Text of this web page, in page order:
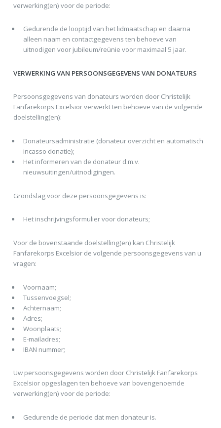
verwerking(en) voor de periode:
Gedurende de looptijd van het lidmaatschap en daarna
alleen naam en contactgegevens ten behoeve van
uitnodigen voor jubileum/reünie voor maximaal 5 jaar.
VERWERKING VAN PERSOONSGEGEVENS VAN DONATEURS
Persoonsgegevens van donateurs worden door Christelijk
Fanfarekorps Excelsior verwerkt ten behoeve van de volgende
doelstelling(en):
Donateursadministratie (donateur overzicht en automatisch
incasso donatie);
Het informeren van de donateur d.m.v.
nieuwsuitingen/uitnodigingen.
Grondslag voor deze persoonsgegevens is:
Het inschrijvingsformulier voor donateurs;
Voor de bovenstaande doelstelling(en) kan Christelijk
Fanfarekorps Excelsior de volgende persoonsgegevens van u
vragen:
Voornaam;
Tussenvoegsel;
Achternaam;
Adres;
Woonplaats;
E-mailadres;
IBAN nummer;
Uw persoonsgegevens worden door Christelijk Fanfarekorps
Excelsior opgeslagen ten behoeve van bovengenoemde
verwerking(en) voor de periode:
Gedurende de periode dat men donateur is.